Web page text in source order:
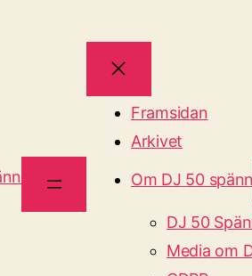
Framsidan
Arkivet
Om DJ 50 spänn
DJ 50
Media om